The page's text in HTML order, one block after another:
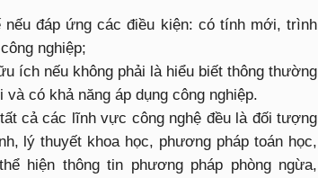
nếu đáp ứng các điều kiện: có tính mới, trình
nghiệp;
ích nếu không phải là hiểu biết thông thường
có khả năng áp dụng công nghiệp.
cả các lĩnh vực công nghệ đều là đối tượng
lý thuyết khoa học, phương pháp toán học,
hiện thông tin phương pháp phòng ngừa,